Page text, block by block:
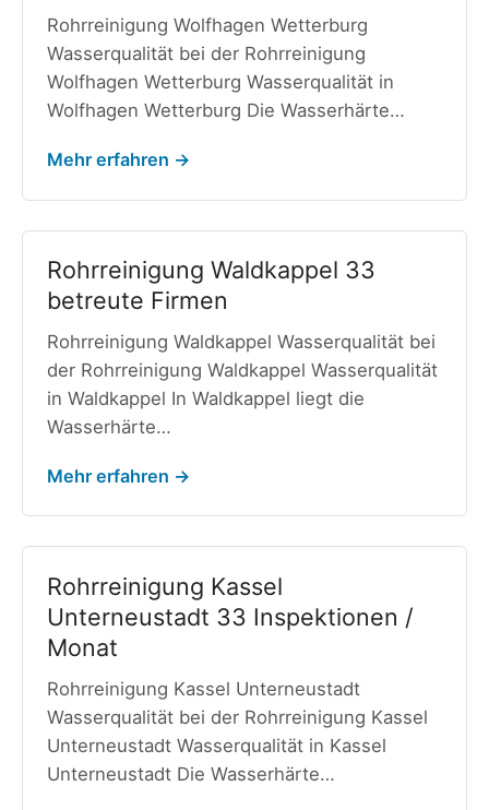
Rohrreinigung Wolfhagen Wetterburg
Wasserqualität bei der Rohrreinigung
Wolfhagen Wetterburg Wasserqualität in
Wolfhagen Wetterburg Die Wasserhärte…
Mehr erfahren →
Rohrreinigung Waldkappel 33
betreute Firmen
Rohrreinigung Waldkappel Wasserqualität bei
der Rohrreinigung Waldkappel Wasserqualität
in Waldkappel In Waldkappel liegt die
Wasserhärte…
Mehr erfahren →
Rohrreinigung Kassel
Unterneustadt 33 Inspektionen /
Monat
Rohrreinigung Kassel Unterneustadt
Wasserqualität bei der Rohrreinigung Kassel
Unterneustadt Wasserqualität in Kassel
Unterneustadt Die Wasserhärte…